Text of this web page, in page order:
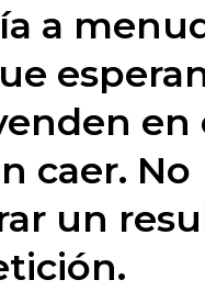
a
en
caer. No
un